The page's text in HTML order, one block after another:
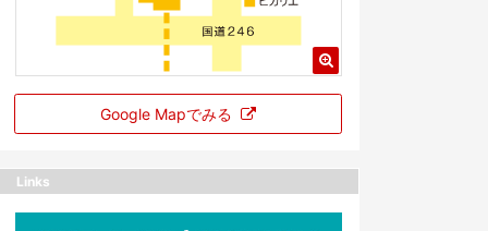
Google Mapでみる
Links